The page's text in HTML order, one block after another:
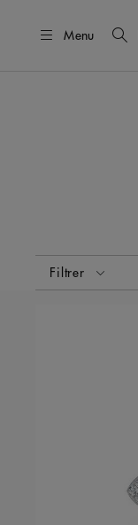
Menu
Filtrer